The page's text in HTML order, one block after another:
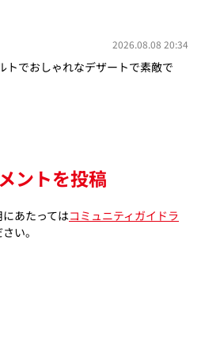
2026.08.08 20:34
トでおしゃれなデザートで素敵で
ントを投稿
あたってはコミュニティガイドラ
い。